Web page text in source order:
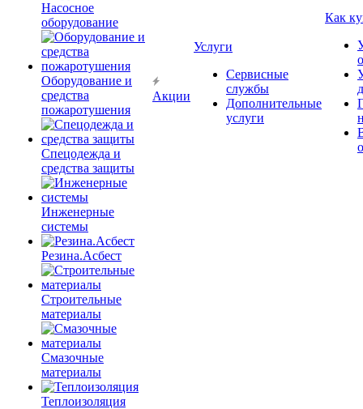
Насосное
оборудование
Оборудование и
средства
пожаротушения
Спецодежда и
средства защиты
Инженерные
системы
Резина.Асбест
Строительные
материалы
Смазочные
материалы
Теплоизоляция
Акции
Услуги
Сервисные
службы
Дополнительные
услуги
Как